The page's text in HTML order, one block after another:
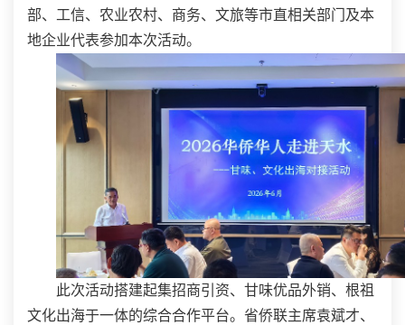
部、工信、农业农村、商务、文旅等市直相关部门及本
地企业代表参加本次活动。
此次活动搭建起集招商引资、甘味优品外销、根祖
文化出海于一体的综合合作平台。省侨联主席袁斌才、